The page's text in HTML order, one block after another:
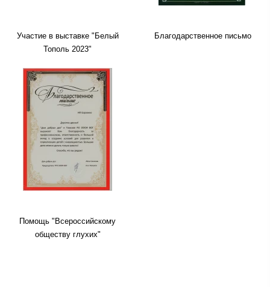
Участие в выставке "Белый
Тополь 2023"
Благодарственное письмо
Помощь "Всероссийскому
обществу глухих"